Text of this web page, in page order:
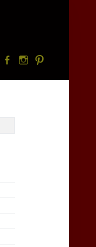
Twitterfacebook
Instagram
Pintrest